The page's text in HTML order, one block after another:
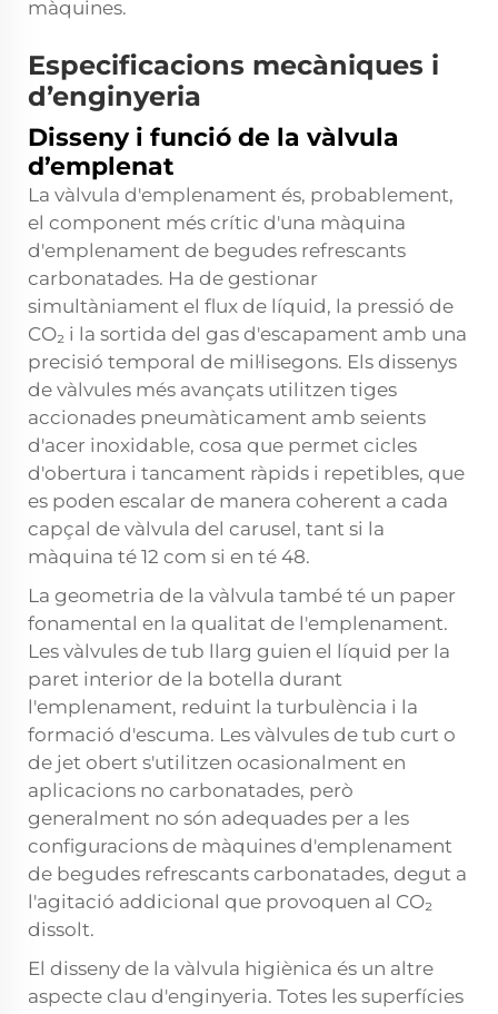
màquines.
Especificacions mecàniques i
d’enginyeria
Disseny i funció de la vàlvula
d’emplenat
La vàlvula d'emplenament és, probablement,
el component més crític d'una màquina
d'emplenament de begudes refrescants
carbonatades. Ha de gestionar
simultàniament el flux de líquid, la pressió de
CO₂ i la sortida del gas d'escapament amb una
precisió temporal de mil·lisegons. Els dissenys
de vàlvules més avançats utilitzen tiges
accionades pneumàticament amb seients
d'acer inoxidable, cosa que permet cicles
d'obertura i tancament ràpids i repetibles, que
es poden escalar de manera coherent a cada
capçal de vàlvula del carusel, tant si la
màquina té 12 com si en té 48.
La geometria de la vàlvula també té un paper
fonamental en la qualitat de l'emplenament.
Les vàlvules de tub llarg guien el líquid per la
paret interior de la botella durant
l'emplenament, reduint la turbulència i la
formació d'escuma. Les vàlvules de tub curt o
de jet obert s'utilitzen ocasionalment en
aplicacions no carbonatades, però
generalment no són adequades per a les
configuracions de màquines d'emplenament
de begudes refrescants carbonatades, degut a
l'agitació addicional que provoquen al CO₂
dissolt.
El disseny de la vàlvula higiènica és un altre
aspecte clau d'enginyeria. Totes les superfícies